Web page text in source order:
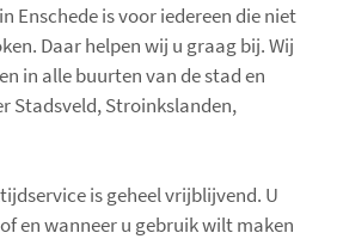
t
e
m
0
Enschede is voor iedereen die niet
Daar helpen wij u graag bij. Wij
in alle buurten van de stad en
Stadsveld, Stroinkslanden,
is geheel vrijblijvend. U
en wanneer u gebruik wilt maken